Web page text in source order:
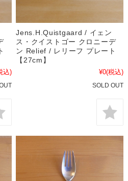
込)
Jens.H.Quistgaard / イェン
ス・クイストゴー クロニーデ
ン Relief / レリーフ プレート
【27cm】
¥0(税込)
SOLD OUT